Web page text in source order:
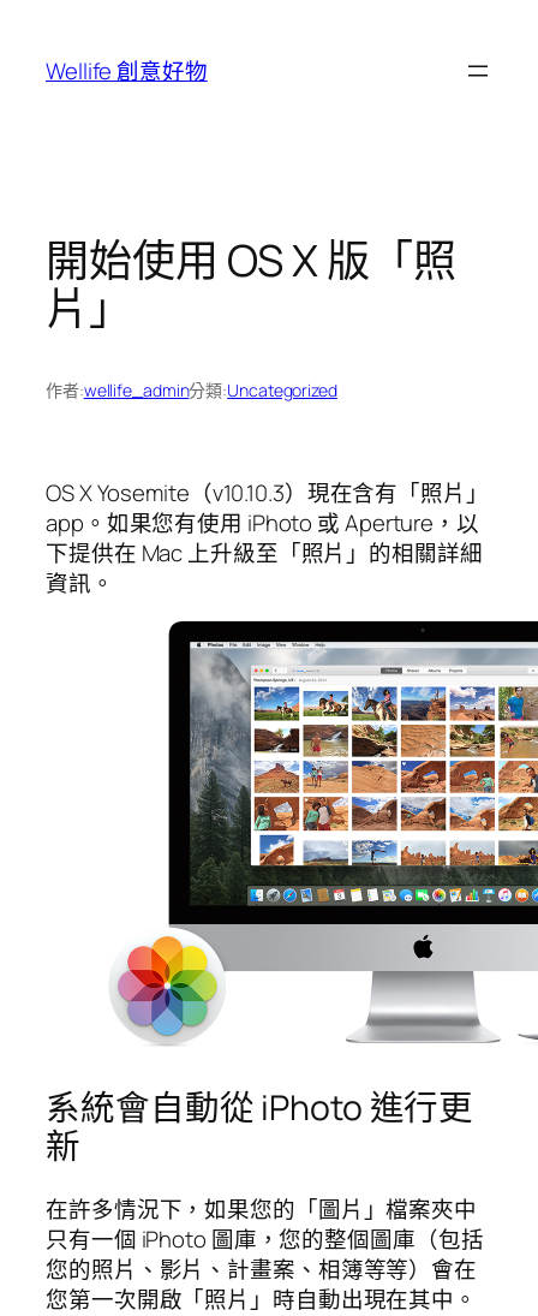
Wellife 創意好物
開始使用 OS X 版「照
片」
作者:wellife_admin分類:Uncategorized
OS X Yosemite（v10.10.3）現在含有「照片」
app。如果您有使用 iPhoto 或 Aperture，以
下提供在 Mac 上升級至「照片」的相關詳細
資訊。
系統會自動從 iPhoto 進行更
新
在許多情況下，如果您的「圖片」檔案夾中
只有一個 iPhoto 圖庫，您的整個圖庫（包括
您的照片、影片、計畫案、相簿等等）會在
您第一次開啟「照片」時自動出現在其中。